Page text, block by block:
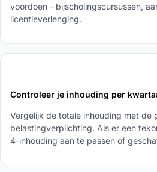
voordoen - bijscholingscursussen,
licentieverlenging.
Controleer je inhouding per
Vergelijk de totale inhouding met de
belastingverplichting. Als er een
4-inhouding aan te passen of